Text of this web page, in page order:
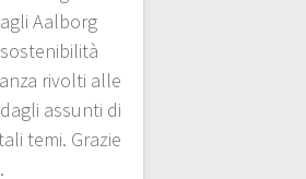
Aalborg
rivolti alle
assunti di
temi. Grazie